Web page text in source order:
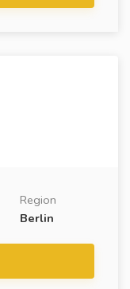
Region
Berlin